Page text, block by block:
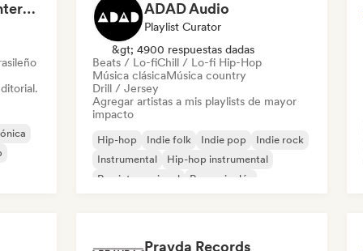
Dreamers Island Entertainment ADAD Audio
Playlist Curator
&gt; 4900 respuestas dadas
Beats / Lo-fiChill / Lo-fi Hip-Hop
Música clásicaMúsica country
Drill / Jersey
Agregar artistas a mis playlists de mayor
impacto
Hip-hop Indie folk Indie pop
Indie rock
Instrumental
Hip-hop instrumental
Rap internacional
Rap en inglés
Pravda Records